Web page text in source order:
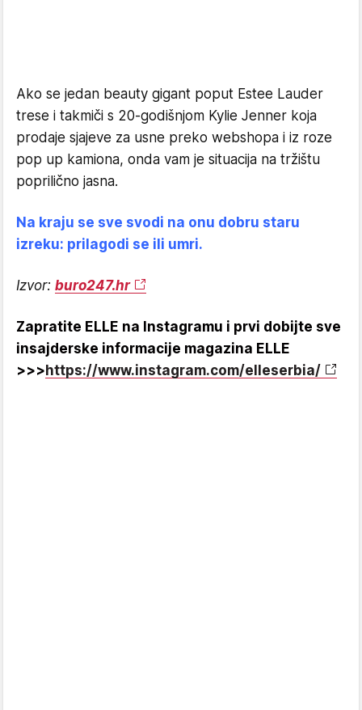
Ako se jedan beauty gigant poput Estee Lauder
trese i takmiči s 20-godišnjom Kylie Jenner koja
prodaje sjajeve za usne preko webshopa i iz roze
pop up kamiona, onda vam je situacija na tržištu
poprilično jasna.
Na kraju se sve svodi na onu dobru staru
izreku: prilagodi se ili umri.
Izvor: buro247.hr
Zapratite ELLE na Instagramu i prvi dobijte sve
insajderske informacije magazina ELLE
>>>https://www.instagram.com/elleserbia/